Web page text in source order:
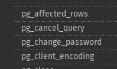
pg_​affected_​rows
pg_​cancel_​query
pg_​change_​password
pg_​client_​encoding